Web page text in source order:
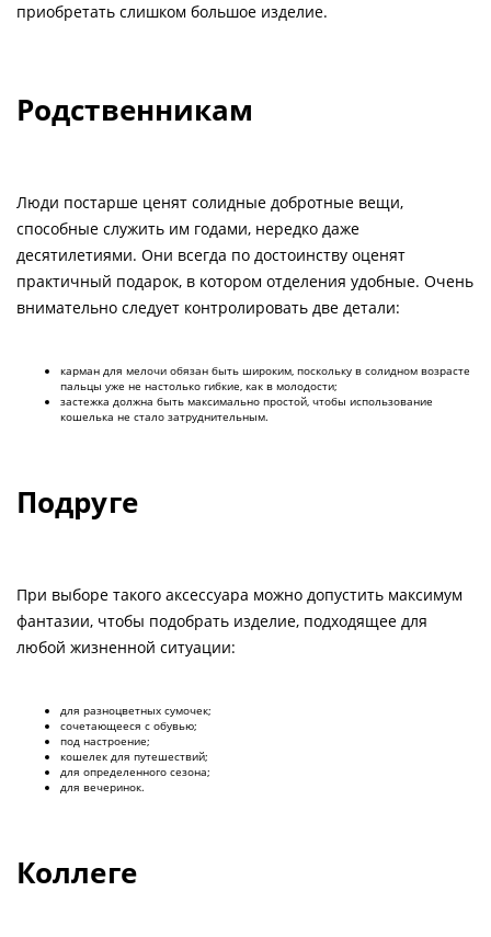
приобретать слишком большое изделие.
Родственникам
Люди постарше ценят солидные добротные вещи,
способные служить им годами, нередко даже
десятилетиями. Они всегда по достоинству оценят
практичный подарок, в котором отделения удобные. Очень
внимательно следует контролировать две детали:
карман для мелочи обязан быть широким, поскольку в солидном возрасте
пальцы уже не настолько гибкие, как в молодости;
застежка должна быть максимально простой, чтобы использование
кошелька не стало затруднительным.
Подруге
При выборе такого аксессуара можно допустить максимум
фантазии, чтобы подобрать изделие, подходящее для
любой жизненной ситуации:
для разноцветных сумочек;
сочетающееся с обувью;
под настроение;
кошелек для путешествий;
для определенного сезона;
для вечеринок.
Коллеге